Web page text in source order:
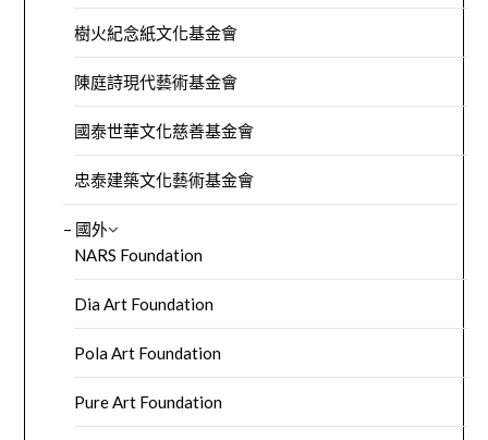
樹火紀念紙文化基金會
陳庭詩現代藝術基金會
國泰世華文化慈善基金會
忠泰建築文化藝術基金會
– 國外
NARS Foundation
Dia Art Foundation
Pola Art Foundation
Pure Art Foundation